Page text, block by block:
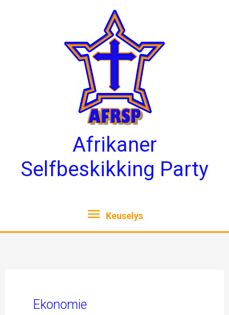
Afrikaner
Selfbeskikking Party
Keuselys
Keuselys
Ekonomie